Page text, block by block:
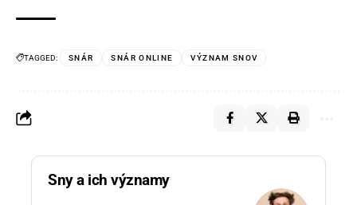
TAGGED: SNÁR SNÁR ONLINE VÝZNAM SNOV
Sny a ich významy